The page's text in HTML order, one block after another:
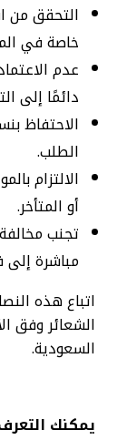
التحقق من
خاصة في
عدم
دائمًا إلى
الاحتفاظ
الطلب.
الالتزام
أو المتأخر.
تجنب
مباشرة
اتباع هذه
الشعائر وفق
السعودية.
يمكنك